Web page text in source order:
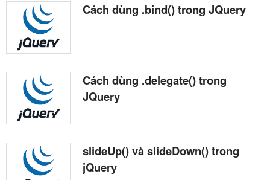
Cách dùng .bind() trong JQuery
Cách dùng .delegate() trong
JQuery
slideUp() và slideDown() trong
jQuery